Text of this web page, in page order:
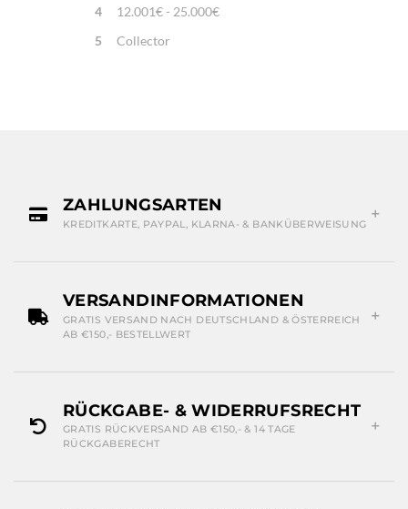
4
12.001€ - 25.000€
5
Collector
ZAHLUNGSARTEN
KREDITKARTE, PAYPAL, KLARNA- & BANKÜBERWEISUNG
VERSANDINFORMATIONEN
GRATIS VERSAND NACH DEUTSCHLAND & ÖSTERREICH
AB €150,- BESTELLWERT
RÜCKGABE- & WIDERRUFSRECHT
GRATIS RÜCKVERSAND AB €150,- & 14 TAGE
RÜCKGABERECHT